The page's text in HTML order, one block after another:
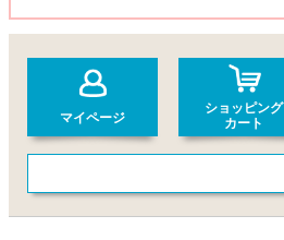
マイページ
ショッピング
カート